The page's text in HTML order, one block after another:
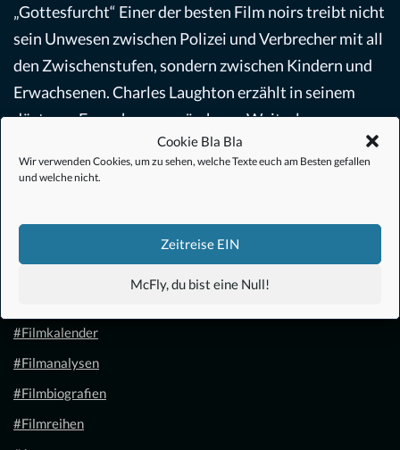
Cookie Bla Bla
Wir verwenden Cookies, um zu sehen, welche Texte euch am Besten gefallen
und welche nicht.
Zeitreise EIN
McFly, du bist eine Null!
„Gottesfurcht“ Einer der besten Film noirs treibt nicht
sein Unwesen zwischen Polizei und Verbrecher mit all
den Zwischenstufen, sondern zwischen Kindern und
Erwachsenen. Charles Laughton erzählt in seinem
düsteren Erwachsenenmärchen…Weiterlesen »
#Filmkalender
#Filmanalysen
#Filmbiografien
#Filmreihen